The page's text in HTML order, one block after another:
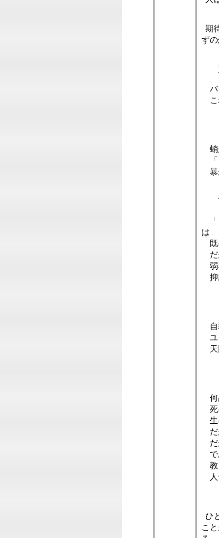
期
ず
バ
こ
蛸
「
暴
言
「
は
既
だ
弱
抑
自
ユ
天
何
死
生
だ
だ
で
教
人
ひ
こ